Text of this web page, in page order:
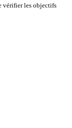
vérifier les objectifs